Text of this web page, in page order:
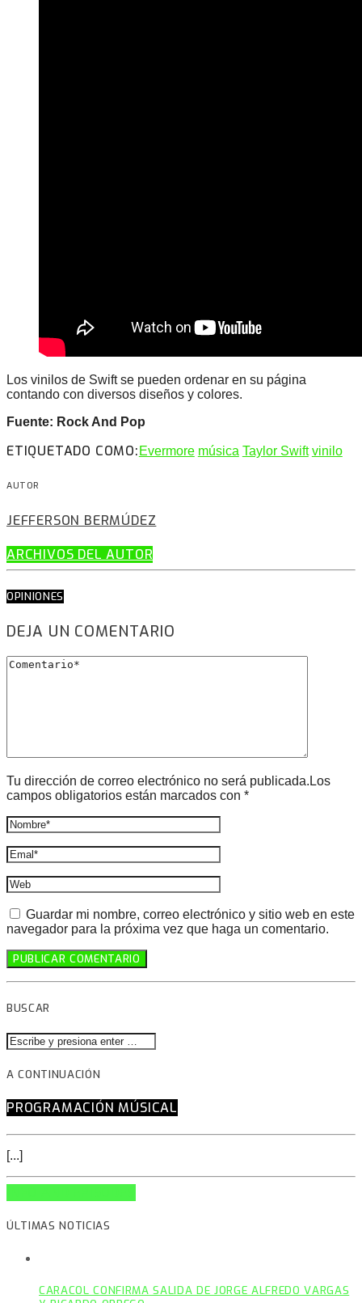
Los vinilos de Swift se pueden ordenar en su página
contando con diversos diseños y colores.
Fuente: Rock And Pop
ETIQUETADO COMO: Evermore música Taylor Swift vinilo
AUTOR
JEFFERSON BERMÚDEZ
ARCHIVOS DEL AUTOR
OPINIONES
DEJA UN COMENTARIO
Tu dirección de correo electrónico no será publicada.Los
campos obligatorios están marcados con *
Guardar mi nombre, correo electrónico y sitio web en este
navegador para la próxima vez que haga un comentario.
BUSCAR
A CONTINUACIÓN
PROGRAMACIÓN MÚSICAL
[...]
ÚLTIMAS NOTICIAS
CARACOL CONFIRMA SALIDA DE JORGE ALFREDO VARGAS